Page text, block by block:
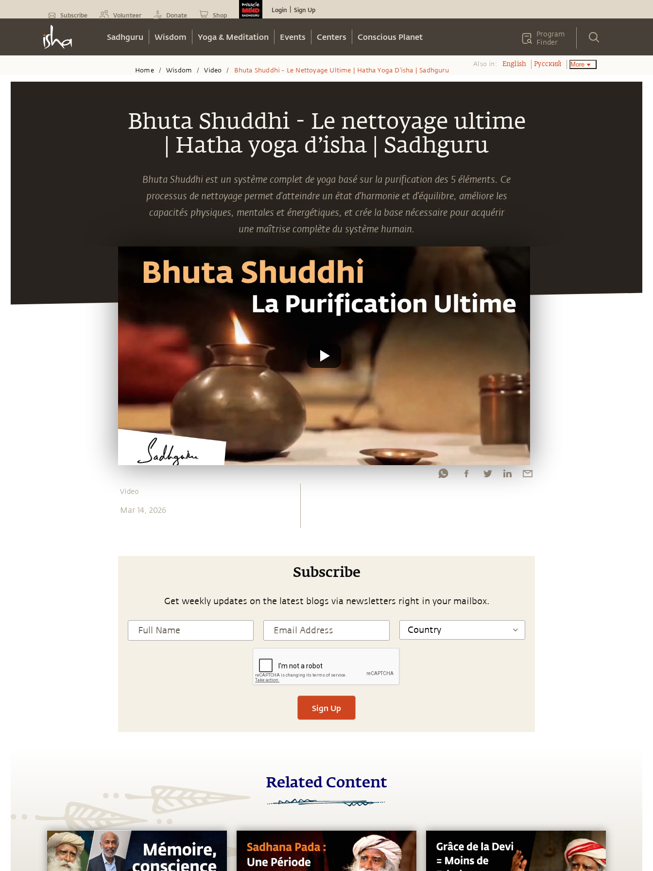
Subscribe Volunteer Donate Shop
Login Sign Up
Sadhguru Wisdom Yoga & Meditation Events Centers Conscious Planet
Program
Finder
Bhuta Shuddhi - Le nettoyage ultime
| Hatha yoga d’isha | Sadhguru
Bhuta Shuddhi est un système complet de yoga basé sur la purification des 5 éléments. Ce
processus de nettoyage permet d’atteindre un état d’harmonie et d’équilibre, améliore les
capacités physiques, mentales et énergétiques, et crée la base nécessaire pour acquérir
une maîtrise complète du système humain.
Video
Mar 14, 2026
Subscribe
Get weekly updates on the latest blogs via newsletters right in your mailbox.
Sign Up
Related Content
Home / Wisdom / Video / Bhuta Shuddhi - Le Nettoyage Ultime | Hatha Yoga D’isha | Sadhguru
Also in: English Pусский More